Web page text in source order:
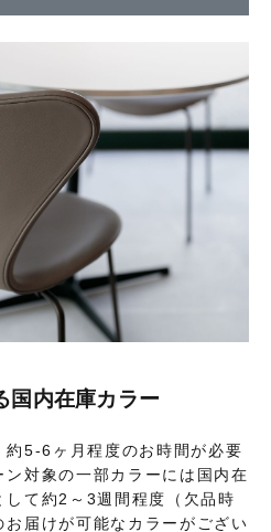
国内在庫カラー
約5-6ヶ月程度のお時間が必要
対象の一部カラーには国内在
て約2～3週間程度（欠品時
届けが可能なカラーがござい